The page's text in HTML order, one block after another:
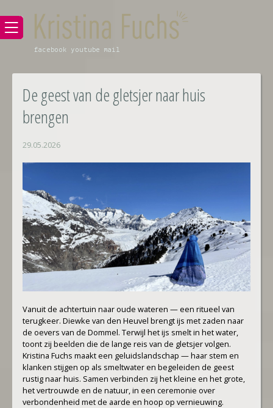
facebook youtube mail
De geest van de gletsjer naar huis
brengen
29.05.2026
Vanuit de achtertuin naar oude wateren — een ritueel van
terugkeer. Diewke van den Heuvel brengt ijs met zaden naar
de oevers van de Dommel. Terwijl het ijs smelt in het water,
toont zij beelden die de lange reis van de gletsjer volgen.
Kristina Fuchs maakt een geluidslandschap — haar stem en
klanken stijgen op als smeltwater en begeleiden de geest
rustig naar huis. Samen verbinden zij het kleine en het grote,
het vertrouwde en de natuur, in een ceremonie over
verbondenheid met de aarde en hoop op vernieuwing.